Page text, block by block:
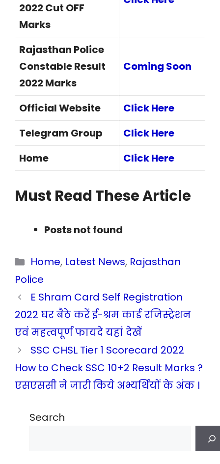
2022 Cut OFF
Marks
Rajasthan Police
Constable Result
2022 Marks
Coming Soon
Official Website
Click Here
Telegram Group
Click Here
Home
Click Here
Must Read These Article
Posts not found
Categories
Home, Latest News, Rajasthan
Police
E Shram Card Self Registration
2022 घर बैठे करें ई-श्रम कार्ड रजिस्ट्रेशन
एवं महत्वपूर्ण फायदे यहां देखें
SSC CHSL Tier 1 Scorecard 2022
How to Check SSC 10+2 Result Marks ?
एसएससी ने जारी किये अभ्यर्थियों के अंक ।
Search